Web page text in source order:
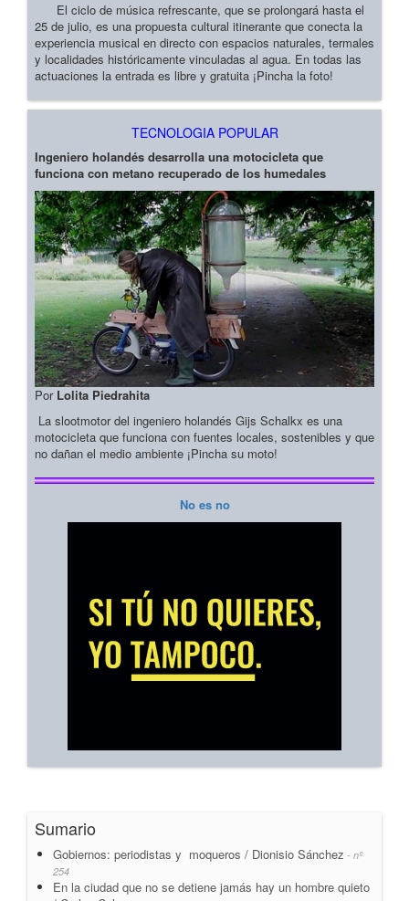
El ciclo de música refrescante, que se prolongará hasta el
25 de julio, es una propuesta cultural itinerante que conecta la
experiencia musical en directo con espacios naturales, termales
y localidades históricamente vinculadas al agua. En todas las
actuaciones la entrada es libre y gratuita ¡Pincha la foto!
TECNOLOGIA POPULAR
Ingeniero holandés desarrolla una motocicleta que
funciona con metano recuperado de los humedales
Por Lolita Piedrahita
La slootmotor del ingeniero holandés Gijs Schalkx es una
motocicleta que funciona con fuentes locales, sostenibles y que
no dañan el medio ambiente ¡Pincha su moto!
No es no
Sumario
Gobiernos: periodistas y moqueros / Dionisio Sánchez - nº
254
En la ciudad que no se detiene jamás hay un hombre quieto